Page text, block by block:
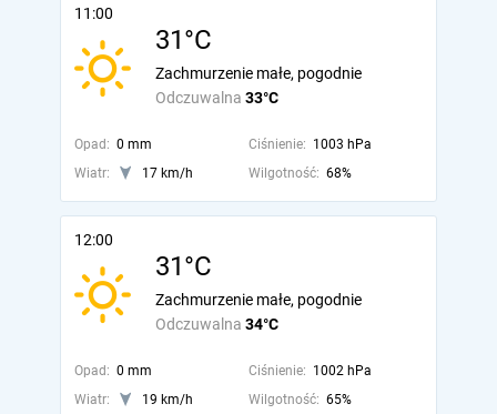
11:00
31°C
Odczuwalna 33°C
Zachmurzenie małe, pogodnie
Opad: 0 mm Ciśnienie: 1003 hPa
Wiatr:
17 km/h Wilgotność: 68%
12:00
31°C
Odczuwalna 34°C
Zachmurzenie małe, pogodnie
Opad: 0 mm Ciśnienie: 1002 hPa
Wiatr:
19 km/h Wilgotność: 65%